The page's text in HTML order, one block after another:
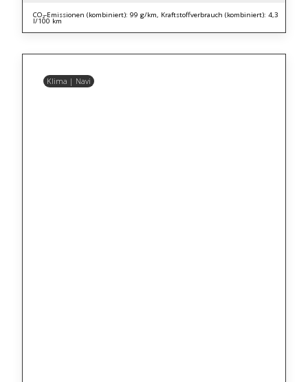
CO₂-Emissionen (kombiniert): 99 g/km, Kraftstoffverbrauch (kombiniert): 4,3
l/100 km
Klima | Navi